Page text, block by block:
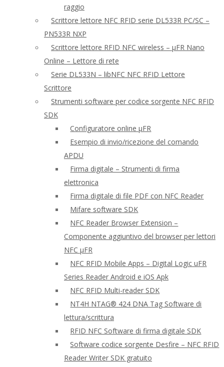
raggio
Scrittore lettore NFC RFID serie DL533R PC/SC –
PN533R NXP
Scrittore lettore RFID NFC wireless – μFR Nano
Online – Lettore di rete
Serie DL533N – libNFC NFC RFID Lettore
Scrittore
Strumenti software per codice sorgente NFC RFID
SDK
Configuratore online μFR
Esempio di invio/ricezione del comando
APDU
Firma digitale – Strumenti di firma
elettronica
Firma digitale di file PDF con NFC Reader
Mifare software SDK
NFC Reader Browser Extension –
Componente aggiuntivo del browser per lettori
NFC μFR
NFC RFID Mobile Apps – Digital Logic uFR
Series Reader Android e iOS Apk
NFC RFID Multi-reader SDK
NT4H NTAG® 424 DNA Tag Software di
lettura/scrittura
RFID NFC Software di firma digitale SDK
Software codice sorgente Desfire – NFC RFID
Reader Writer SDK gratuito